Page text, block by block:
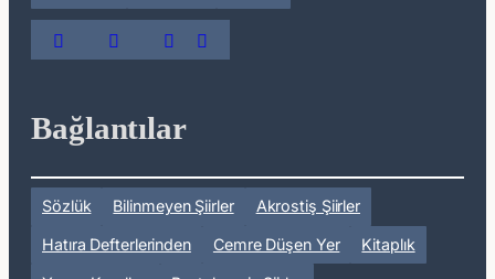
Bağlantılar
Sözlük Bilinmeyen Şiirler Akrostiş Şiirler
Hatıra Defterlerinden Cemre Düşen Yer Kitaplık